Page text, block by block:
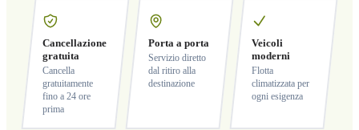
Cancellazione
gratuita
Cancella
gratuitamente
fino a 24 ore
prima
Porta a porta
Servizio diretto
dal ritiro alla
destinazione
Veicoli
moderni
Flotta
climatizzata per
ogni esigenza